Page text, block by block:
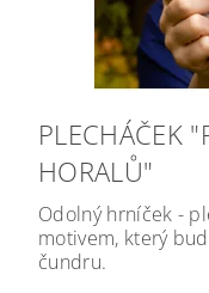
PLECHÁČEK
HORALŮ"
Odolný hrníček -
motivem, který
čundru.